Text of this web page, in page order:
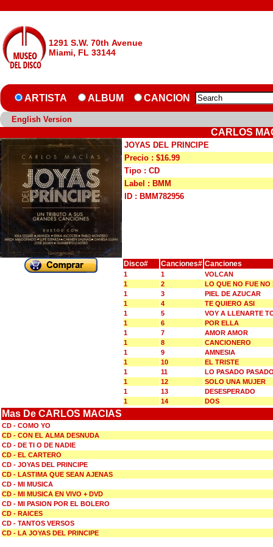
1291 S.W. 70th Avenue
Miami, FL 33144
ARTISTA ALBUM CANCION
English Version
CARLOS
JOYAS DEL PRINCIPE
Precio : $16.99
Tipo : CD
Label : BMM
ID : BMM782956
Disco# Canciones# Canciones
1 1
VOLCAN
1
2
LO QUE NO FUE NO
1
3
PIEL DE AZUCAR
1
4
TE QUIERO ASI
1
5
VOY A LLENARTE
1
6
POR ELLA
1
7
AMOR AMOR
1
8
CANCIONERO
1
9
AMNESIA
1
10
EL TRISTE
1
11
LO PASADO
1
12
SOLO UNA MUJER
1
13
DESESPERADO
1
14 DOS
Mas De CARLOS MACIAS
CD - COMO YO
CD - CON EL ALMA DESNUDA
CD - DE TI O DE NADIE
CD - EL CARTERO
CD - JOYAS DEL PRINCIPE
CD - LASTIMA QUE SEAN AJENAS
CD - MI MUSICA
CD - MI MUSICA EN VIVO + DVD
CD - MI PASION POR EL BOLERO
CD - RAICES
CD - TANTOS VERSOS
CD - LA JOYAS DEL PRINCIPE